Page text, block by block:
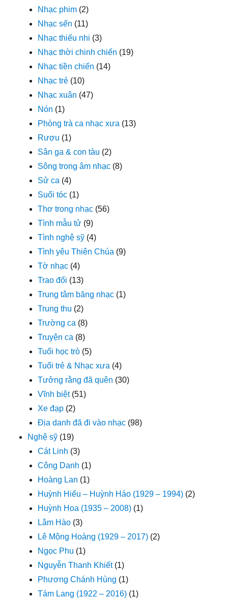
Nhạc phim (2)
Nhạc sến (11)
Nhạc thiếu nhi (3)
Nhạc thời chinh chiến (19)
Nhạc tiền chiến (14)
Nhạc trẻ (10)
Nhạc xuân (47)
Nón (1)
Phòng trà ca nhạc xưa (13)
Rượu (1)
Sân ga & con tàu (2)
Sông trong âm nhạc (8)
Sử ca (4)
Suối tóc (1)
Thơ trong nhạc (56)
Tình mẫu tử (9)
Tình nghệ sỹ (4)
Tình yêu Thiên Chúa (9)
Tờ nhạc (4)
Trao đổi (13)
Trung tâm băng nhạc (1)
Trung thu (2)
Trường ca (8)
Truyện ca (8)
Tuổi học trò (5)
Tuổi trẻ & Nhạc xưa (4)
Tưởng rằng đã quên (30)
Vĩnh biệt(51)
Xe đạp (2)
Địa danh đã đi vào nhạc (98)
Nghệ sỹ (19)
Cát Linh (3)
Công Danh (1)
Hoàng Lan (1)
Huỳnh Hiếu – Huỳnh Háo (1929 – 1994) (2)
Huỳnh Hoa (1935 – 2008) (1)
Lâm Hào (3)
Lê Mộng Hoàng (1929 – 2017) (2)
Ngọc Phu (1)
Nguyễn Thanh Khiết(1)
Phương Chánh Hùng (1)
Tám Lang (1922 – 2016) (1)